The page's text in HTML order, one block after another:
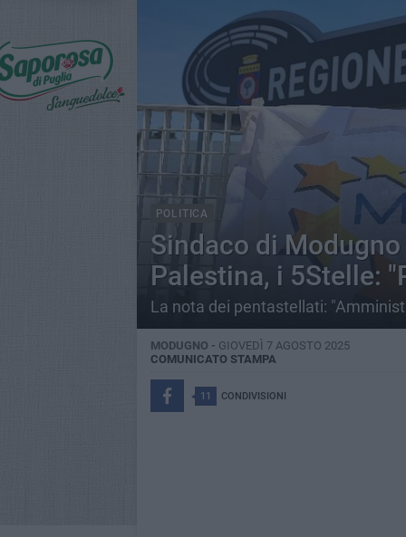
POLITICA
Sindaco di
Palestina, i 5Stelle:
La nota dei pentastellati:
MODUGNO - GIOVEDÌ 7 AGOSTO 2025
COMUNICATO STAMPA
11 CONDIVISIONI